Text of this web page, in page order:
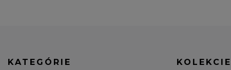
KATEGÓRIE KOLEKCIE